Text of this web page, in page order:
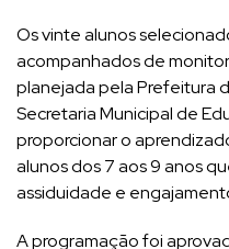
Os vinte alunos
acompanhados de
planejada pela Prefeitura
Secretaria Municipal de
proporcionar o
alunos dos 7 aos 9 anos
assiduidade e
A programação foi